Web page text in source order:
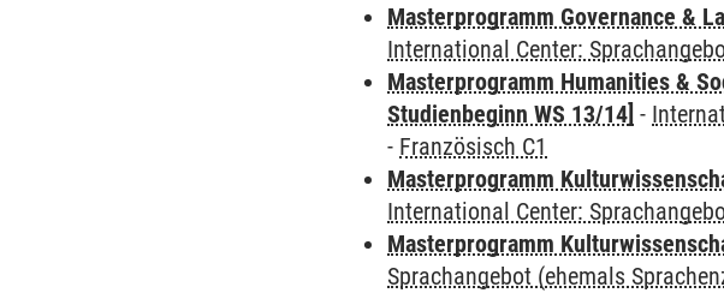
Masterprogramm Governance &
International Center:
Masterprogramm Humanities &
Studienbeginn WS 13/14] -
- Französisch C1
Masterprogramm
International Center:
Masterprogramm
Sprachangebot (ehemals